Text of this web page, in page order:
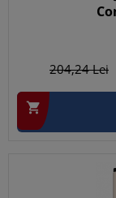
204,24Lei
